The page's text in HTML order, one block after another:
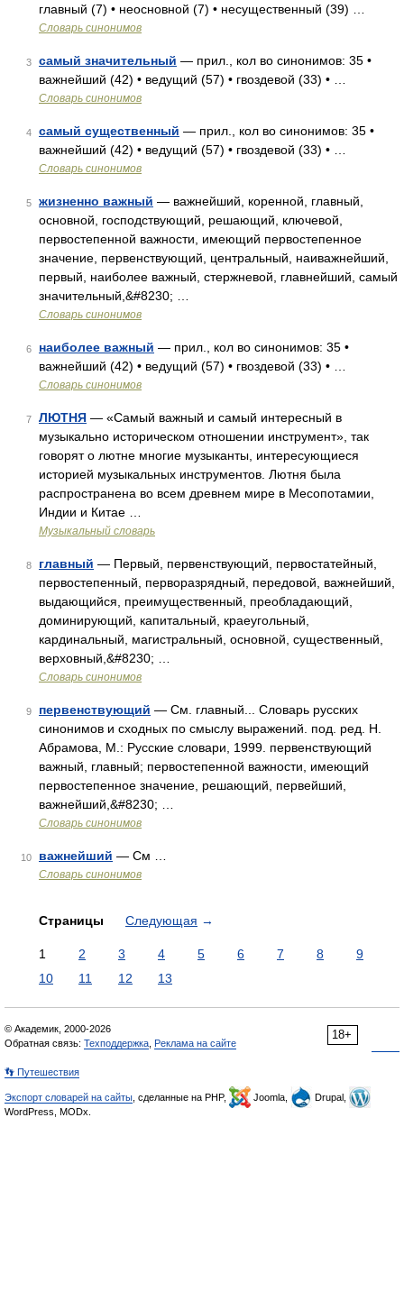
главный (7) • неосновной (7) • несущественный (39) …
Словарь синонимов
3 самый значительный — прил., кол во синонимов: 35 •
важнейший (42) • ведущий (57) • гвоздевой (33) • …
Словарь синонимов
4 самый существенный — прил., кол во синонимов: 35 •
важнейший (42) • ведущий (57) • гвоздевой (33) • …
Словарь синонимов
5 жизненно важный — важнейший, коренной, главный,
основной, господствующий, решающий, ключевой,
первостепенной важности, имеющий первостепенное
значение, первенствующий, центральный, наиважнейший,
первый, наиболее важный, стержневой, главнейший, самый
значительный,&#8230; …
Словарь синонимов
6 наиболее важный — прил., кол во синонимов: 35 •
важнейший (42) • ведущий (57) • гвоздевой (33) • …
Словарь синонимов
7 ЛЮТНЯ — «Самый важный и самый интересный в
музыкально историческом отношении инструмент», так
говорят о лютне многие музыканты, интересующиеся
историей музыкальных инструментов. Лютня была
распространена во всем древнем мире в Месопотамии,
Индии и Китае …
Музыкальный словарь
8 главный — Первый, первенствующий, первостатейный,
первостепенный, перворазрядный, передовой, важнейший,
выдающийся, преимущественный, преобладающий,
доминирующий, капитальный, краеугольный,
кардинальный, магистральный, основной, существенный,
верховный,&#8230; …
Словарь синонимов
9 первенствующий — См. главный... Словарь русских
синонимов и сходных по смыслу выражений. под. ред. Н.
Абрамова, М.: Русские словари, 1999. первенствующий
важный, главный; первостепенной важности, имеющий
первостепенное значение, решающий, первейший,
важнейший,&#8230; …
Словарь синонимов
10 важнейший — См …
Словарь синонимов
Страницы Следующая →
1 2 3 4 5 6 7 8
9
10
11 12 13
18+
© Академик, 2000-2026
Обратная связь: Техподдержка Реклама на сайте
👣 Путешествия
Экспорт словарей на сайты , сделанные на PHP, Joomla,
Drupal,
WordPress, MODx.